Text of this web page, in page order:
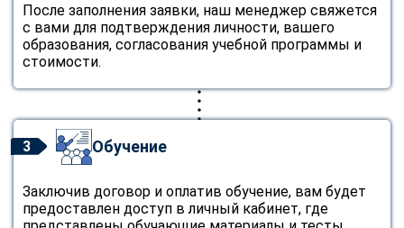
После заполнения заявки, наш менеджер свяжется
с вами для подтверждения личности, вашего
образования, согласования учебной программы и
стоимости.
3 Обучение
Заключив договор и оплатив обучение, вам будет
предоставлен доступ в личный кабинет, где